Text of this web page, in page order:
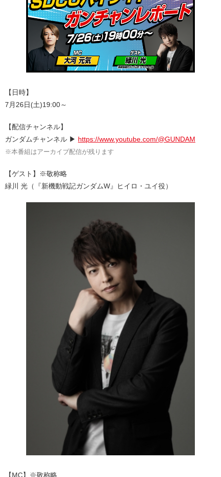
【日時】
7月26日(土)19:00～
【配信チャンネル】
ガンダムチャンネル ▶ https://www.youtube.com/@GUNDAM
※本番組はアーカイブ配信が残ります
【ゲスト】※敬称略
緑川 光（『新機動戦記ガンダムW』ヒイロ・ユイ役）
【MC】※敬称略